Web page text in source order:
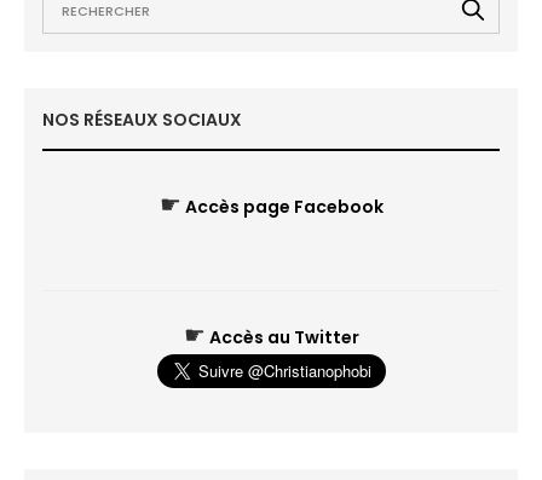
NOS RÉSEAUX SOCIAUX
☛ Accès page Facebook
☛ Accès au Twitter